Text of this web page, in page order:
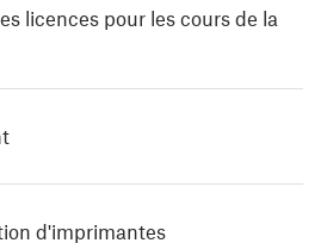
licences pour les cours de la
d'imprimantes